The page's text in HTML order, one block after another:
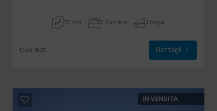
75 mq 2 Camere 1 Bagni
Cod. 801 Dettagli
IN VENDITA